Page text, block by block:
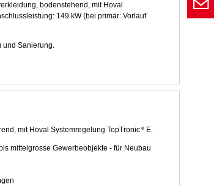
bodenstehend, mit Hoval
149 kW (bei primär: Vorlauf
und Sanierung.
mit Hoval Systemregelung TopTronic E.
mittelgrosse Gewerbeobjekte - für Neubau